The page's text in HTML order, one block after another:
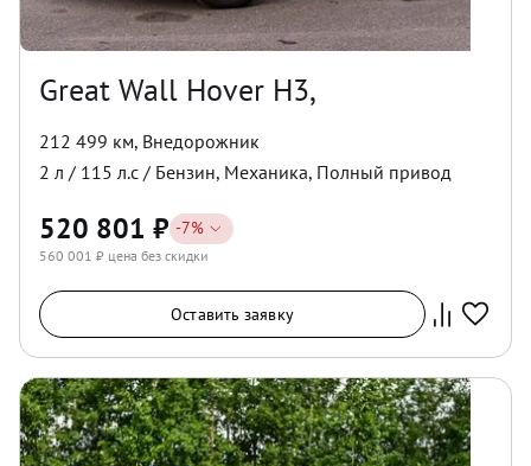
Great Wall Hover H3,
212 499 км, Внедорожник
2 л / 115 л.с / Бензин, Механика, Полный привод
520 801 ₽ -7%
560 001 ₽ цена без скидки
Оставить заявку